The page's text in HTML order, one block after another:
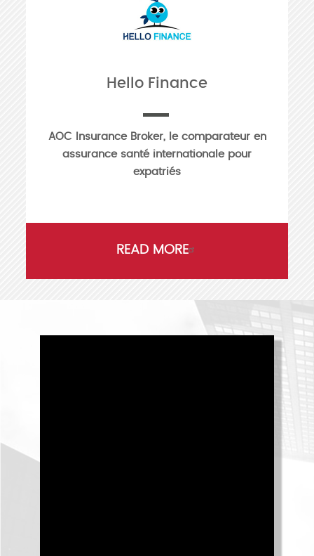
Hello Finance
AOC Insurance Broker, le comparateur en
assurance santé internationale pour
expatriés
READ MORE